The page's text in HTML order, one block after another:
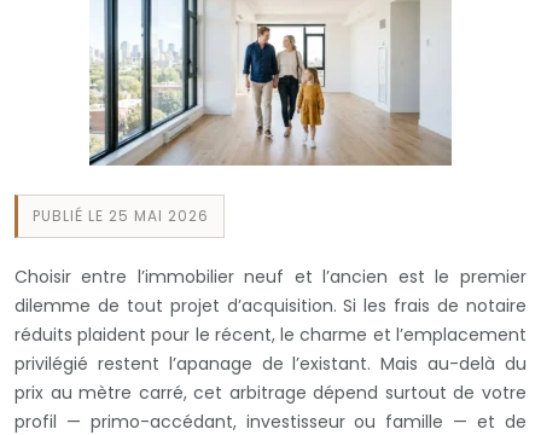
PUBLIÉ LE 25 MAI 2026
Choisir entre l’immobilier neuf et l’ancien est le premier
dilemme de tout projet d’acquisition. Si les frais de notaire
réduits plaident pour le récent, le charme et l’emplacement
privilégié restent l’apanage de l’existant. Mais au-delà du
prix au mètre carré, cet arbitrage dépend surtout de votre
profil — primo-accédant, investisseur ou famille — et de